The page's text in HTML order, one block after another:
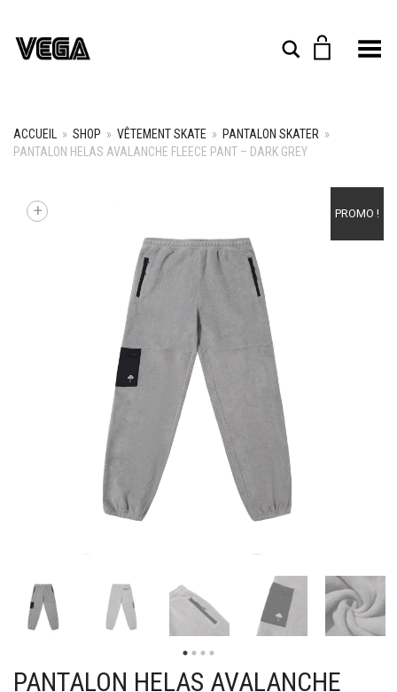
Rechercher
Toggle Menu
ACCUEIL » SHOP » VÊTEMENT SKATE » PANTALON SKATER »
PANTALON HELAS AVALANCHE FLEECE PANT – DARK GREY
PROMO !
+
PANTALON HELAS AVALANCHE